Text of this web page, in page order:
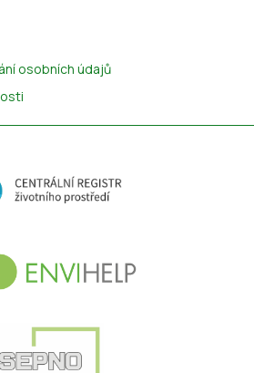
osobních údajů